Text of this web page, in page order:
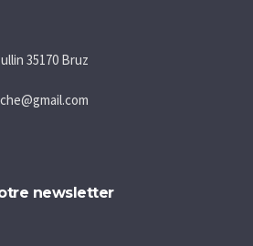
35170 Bruz
newsletter